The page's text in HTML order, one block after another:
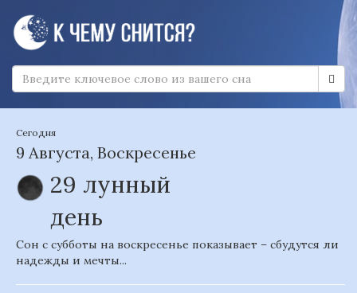
Сегодня
9 Августа, Воскресенье
29 лунный
день
Сон с субботы на воскресенье показывает – сбудутся ли
надежды и мечты...